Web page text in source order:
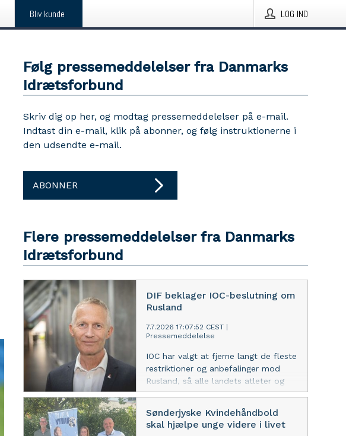
Bliv kunde LOG IND
Følg pressemeddelelser fra Danmarks
Idrætsforbund
Skriv dig op her, og modtag pressemeddelelser på e-mail.
Indtast din e-mail, klik på abonner, og følg instruktionerne i
den udsendte e-mail.
ABONNER
Flere pressemeddelelser fra Danmarks
Idrætsforbund
DIF beklager IOC-beslutning om
Rusland
7.7.2026 17:07:52 CEST
Pressemeddelelse
IOC har valgt at fjerne langt de fleste
restriktioner og anbefalinger mod
Rusland, så alle landets atleter og
officials fremover kan deltage i OL-
i beslutningen.
Sønderjyske Kvindehåndbold
skal hjælpe unge videre i livet